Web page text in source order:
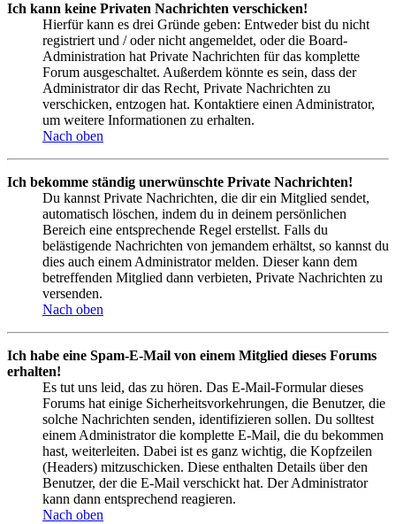
Ich kann keine Privaten Nachrichten verschicken!
Hierfür kann es drei Gründe geben: Entweder bist du nicht
registriert und / oder nicht angemeldet, oder die Board-
Administration hat Private Nachrichten für das komplette
Forum ausgeschaltet. Außerdem könnte es sein, dass der
Administrator dir das Recht, Private Nachrichten zu
verschicken, entzogen hat. Kontaktiere einen Administrator,
um weitere Informationen zu erhalten.
Nach oben
Ich bekomme ständig unerwünschte Private Nachrichten!
Du kannst Private Nachrichten, die dir ein Mitglied sendet,
automatisch löschen, indem du in deinem persönlichen
Bereich eine entsprechende Regel erstellst. Falls du
belästigende Nachrichten von jemandem erhältst, so kannst du
dies auch einem Administrator melden. Dieser kann dem
betreffenden Mitglied dann verbieten, Private Nachrichten zu
versenden.
Nach oben
Ich habe eine Spam-E-Mail von einem Mitglied dieses Forums
erhalten!
Es tut uns leid, das zu hören. Das E-Mail-Formular dieses
Forums hat einige Sicherheitsvorkehrungen, die Benutzer, die
solche Nachrichten senden, identifizieren sollen. Du solltest
einem Administrator die komplette E-Mail, die du bekommen
hast, weiterleiten. Dabei ist es ganz wichtig, die Kopfzeilen
(Headers) mitzuschicken. Diese enthalten Details über den
Benutzer, der die E-Mail verschickt hat. Der Administrator
kann dann entsprechend reagieren.
Nach oben